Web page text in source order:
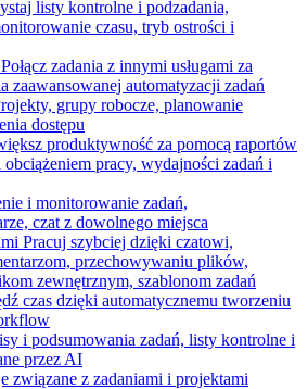
listy kontrolne i podzadania,
czasu, tryb ostrości i
Połącz zadania z innymi usługami za
zaawansowanej automatyzacji zadań
grupy robocze, planowanie
dostępu
produktywność za pomocą raportów
obciążeniem pracy, wydajności zadań i
i monitorowanie zadań,
czat z dowolnego miejsca
Pracuj szybciej dzięki czatowi,
przechowywaniu plików,
zewnętrznym, szablonom zadań
czas dzięki automatycznemu tworzeniu
i podsumowania zadań, listy kontrolne i
przez AI
związane z zadaniami i projektami